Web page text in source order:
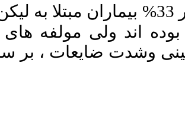
مبتلا به لیکن پلان
های سن،
، بر سلامت